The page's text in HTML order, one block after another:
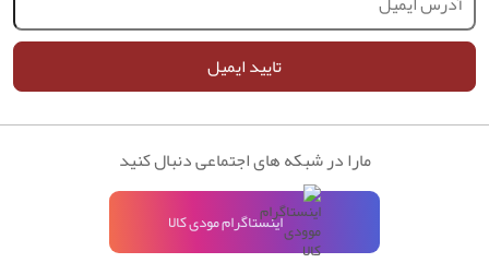
تایید ایمیل
مارا در شبکه های اجتماعی دنبال کنید
اینستاگرام مودی کالا